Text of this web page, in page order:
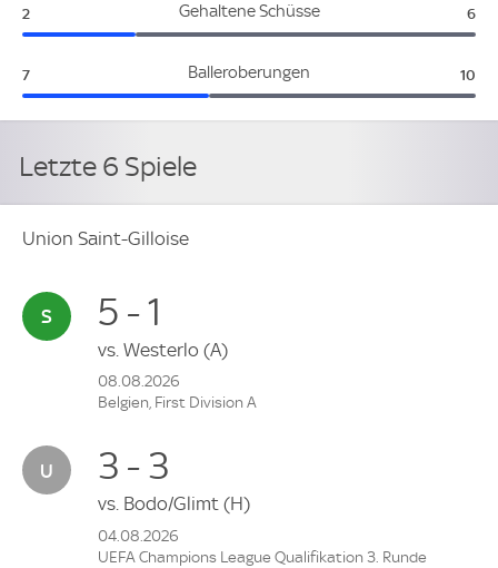
Gehaltene Schüsse
Union Saint-Gilloise:
2 6
Balleroberungen
Union Saint-Gilloise:
7 10
Letzte 6 Spiele
Union Saint-Gilloise
5 - 1
vs. Westerlo (A)
08.08.2026
Belgien, First Division A
3 - 3
vs. Bodo/Glimt (H)
04.08.2026
UEFA Champions League Qualifikation 3. Runde